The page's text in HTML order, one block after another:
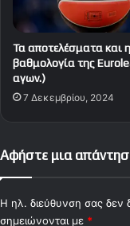
Τα αποτελέσματα και η
βαθμολογία της
αγων.)
7 Δεκεμβρίου, 2024
Αφήστε μια
Η ηλ. διεύθυνση σας δεν
σημειώνονται με *